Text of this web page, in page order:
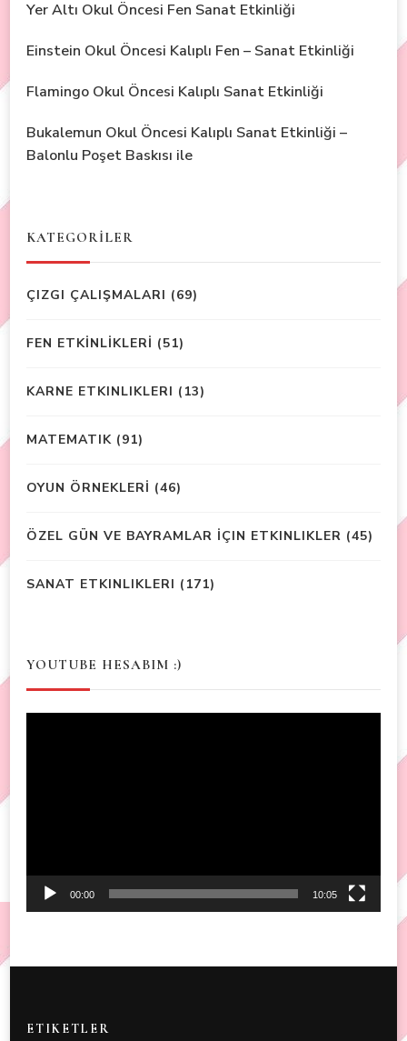
Yer Altı Okul Öncesi Fen Sanat Etkinliği
Einstein Okul Öncesi Kalıplı Fen – Sanat Etkinliği
Flamingo Okul Öncesi Kalıplı Sanat Etkinliği
Bukalemun Okul Öncesi Kalıplı Sanat Etkinliği –
Balonlu Poşet Baskısı ile
KATEGORİLER
ÇIZGI ÇALIŞMALARI (69)
FEN ETKİNLİKLERİ (51)
KARNE ETKINLIKLERI (13)
MATEMATIK (91)
OYUN ÖRNEKLERİ (46)
ÖZEL GÜN VE BAYRAMLAR İÇIN ETKINLIKLER (45)
SANAT ETKINLIKLERI (171)
YOUTUBE HESABIM :)
00:00 10:05
ETIKETLER